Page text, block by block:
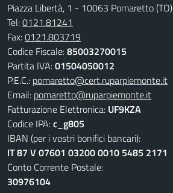
Piazza Libertà, 1 - 10063 Pomaretto (TO)
Tel:0121.81241
Fax:0121.803719
Codice Fiscale:85003270015
Partita IVA:01504050012
P.E.C.: pomaretto@cert.ruparpiemonte.it
Email: pomaretto@ruparpiemonte.it
Fatturazione Elettronica: UF9KZA
Codice IPA:c_g805
IBAN (per i vostri bonifici bancari):
IT 87 V 07601 03200 0010 5485 2171
Conto Corrente Postale:
30976104